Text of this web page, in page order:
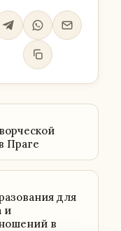
Праге
для
и
в